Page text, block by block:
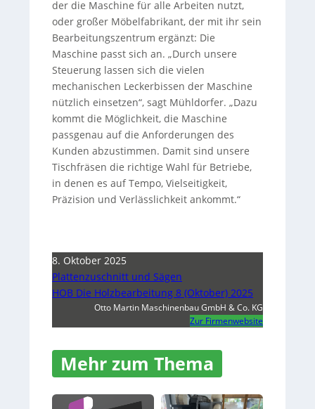
der die Maschine für alle Arbeiten nutzt,
oder großer Möbelfabrikant, der mit ihr sein
Bearbeitungszentrum ergänzt: Die
Maschine passt sich an. „Durch unsere
Steuerung lassen sich die vielen
mechanischen Leckerbissen der Maschine
nützlich einsetzen“, sagt Mühldorfer. „Dazu
kommt die Möglichkeit, die Maschine
passgenau auf die Anforderungen des
Kunden abzustimmen. Damit sind unsere
Tischfräsen die richtige Wahl für Betriebe,
in denen es auf Tempo, Vielseitigkeit,
Präzision und Verlässlichkeit ankommt.“
8. Oktober 2025
Plattenzuschnitt und Sägen
HOB Die Holzbearbeitung 8 (Oktober) 2025
Otto Martin Maschinenbau GmbH & Co. KG
Zur Firmenwebsite
Mehr zum Thema